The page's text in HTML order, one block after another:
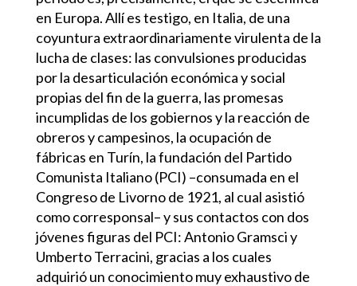
en Europa. Allí es testigo, en Italia, de una
coyuntura extraordinariamente virulenta de la
lucha de clases: las convulsiones producidas
por la desarticulación económica y social
propias del fin de la guerra, las promesas
incumplidas de los gobiernos y la reacción de
obreros y campesinos, la ocupación de
fábricas en Turín, la fundación del Partido
Comunista Italiano (PCI) –consumada en el
Congreso de Livorno de 1921, al cual asistió
como corresponsal– y sus contactos con dos
jóvenes figuras del PCI: Antonio Gramsci y
Umberto Terracini, gracias a los cuales
adquirió un conocimiento muy exhaustivo de